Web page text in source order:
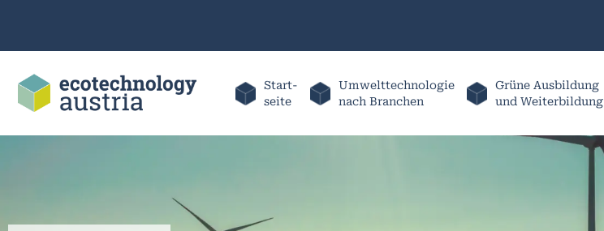
Start-
seite
Umwelttechnologie
nach Branchen
Grüne Ausbildung
und Weiterbildung